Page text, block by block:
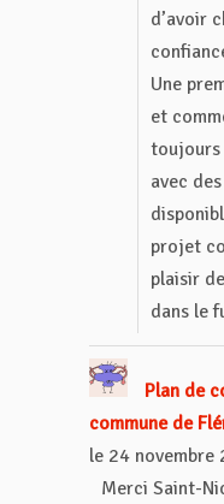
d’avoir
Une
et
toujours
avec
projet
plaisir
dans le
Plan de
commune de
le 24 novembre
Merci Saint-